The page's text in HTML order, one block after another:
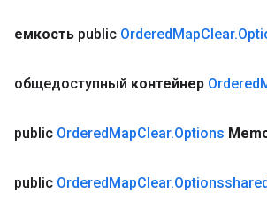
емкость public OrderedMapClear.
общедоступный контейнер Ordered
public OrderedMapClear.Options
public OrderedMapClear.